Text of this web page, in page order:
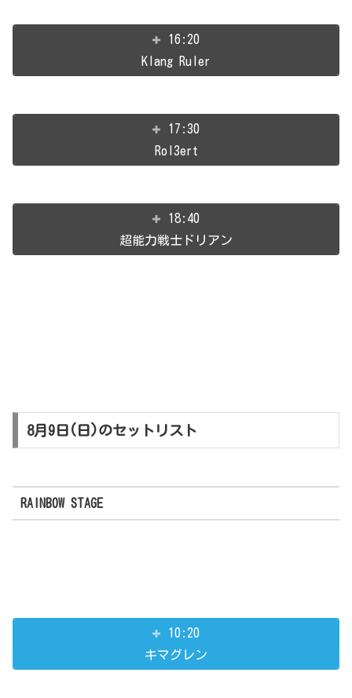
16:20
Klang Ruler
17:30
Rol3ert
18:40
超能力戦士ドリアン
8月9日(日)のセットリスト
RAINBOW STAGE
10:20
キマグレン